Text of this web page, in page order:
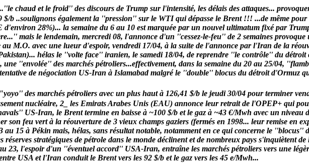
chaud et le froid'' des discours de Trump sur l'intensité, les délais des attaques...
$/b ..soulignons également la ''pression'' sur le WTI qui dépasse le Brent !!! ...de même
d'environ 28%)... la semaine du 6 au 10 est marquée par un nouvel ultimatum fixé par
mais le lendemain, mercredi 08, l'annonce d'un ''cessez-le-feu'' de 2 semaines
M.O. avec une lueur d'espoir, vendredi 17/04, à la suite de l'annonce par l'Iran de la
hélas le ''volte face'' iranien, le samedi 18/04, de reprendre ''le contrôle'' du
''envolée'' des marchés pétroliers...effectivement, dans la semaine du 20 au 25/04,
de négociation US-Iran à Islamabad malgré le ''double'' blocus du détroit d'Ormuz
des marchés pétroliers avec un plus haut à 126,41 $/b le jeudi 30/04 pour terminer
nucléaire, 2_ les Emirats Arabes Unis (EAU) annonce leur retrait de l'OPEP+ qui
US-Iran, le Brent termine en baisse à ~100 $/b et le gaz à ~43 €/Mwh avec un
son feu vert à la réouverture de 3 vieux champs gaziers (fermés en 1998... leur remise en
15 à Pékin mais, hélas, sans résultat notable, notamment en ce qui concerne le
stratégiques de pétrole dans le monde déclinent et de nombreux pays s'inquiètent
23, l'espoir d'un ''éventuel accord'' USA-Iran, entraîne les marchés pétroliers vers une
USA et l'Iran conduit le Brent vers les 92 $/b et le gaz vers les 45 e/Mwh...